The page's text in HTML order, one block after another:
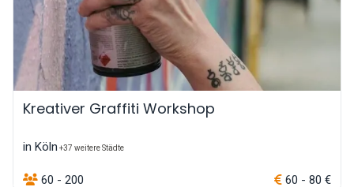
Kreativer Graffiti Workshop
in Köln +37 weitere Städte
60 - 200 60 - 80 €